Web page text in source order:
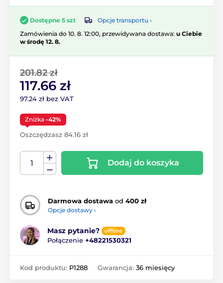
Dostępne 5 szt
Opcje transportu ›
Zamówienia do 10. 8. 12:00, przewidywana dostawa: u Ciebie
w środę 12. 8.
201.82 zł
117.66 zł
97.24 zł bez VAT
Zniżka -42%
Oszczędzasz 84.16 zł
Dodaj do koszyka
Darmowa dostawa od 400 zł
Opcje dostawy ›
Masz pytanie? offline
Połączenie +48221530321
Kod produktu: P1288 Gwarancja: 36 miesięcy